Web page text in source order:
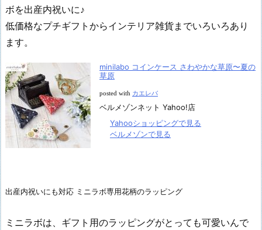
ボを出産内祝いに♪
低価格なプチギフトからインテリア雑貨までいろいろあり
ます。
minilabo コインケース さわやかな草原〜夏の
草原
posted with カエレバ
ベルメゾンネット Yahoo!店
Yahooショッピングで見る
ベルメゾンで見る
出産内祝いにも対応 ミニラボ専用花柄のラッピング
ミニラボは、ギフト用のラッピングがとっても可愛いんで